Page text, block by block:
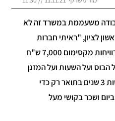
משעממת במשרד זה לא
ליאור (29) מראשון לציון, "ראיתי חברות
שעשו תואר וסיימו כמזכירות, מרוויחות מקסימום 7,000 ש"ח
ועל השעות ועל המזגן
המקפיא. מרגיש לי מתסכל לעשות 3 שנים בתואר רק כדי
של 9 שעות ביום ושכר בקושי מעל